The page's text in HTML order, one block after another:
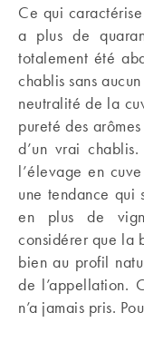
Ce qui
a plus de
totalement été
chablis sans
neutralité de la
pureté des
d’un vrai
l’élevage en
une tendance
en plus de
considérer que la
bien au profil
de l’appellation.
n’a jamais pris.